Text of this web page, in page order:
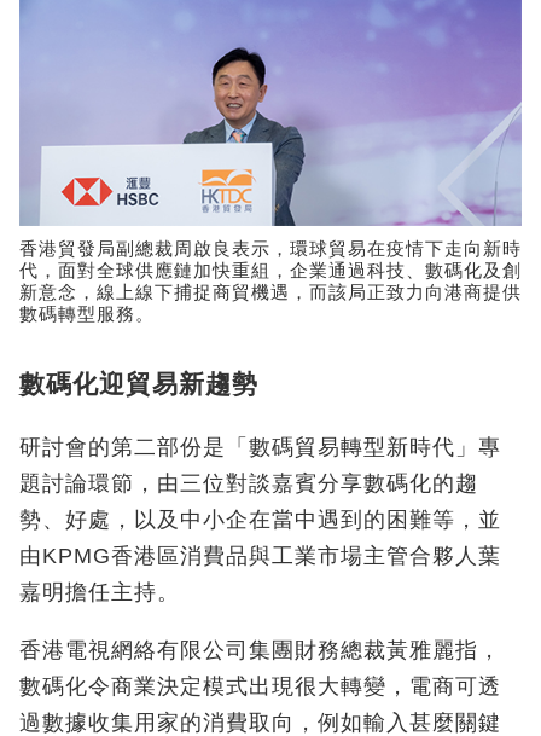
香港貿發局副總裁周啟良表示，環球貿易在疫情下走向新時
代，面對全球供應鏈加快重組，企業通過科技、數碼化及創
新意念，線上線下捕捉商貿機遇，而該局正致力向港商提供
數碼轉型服務。
數碼化迎貿易新趨勢
研討會的第二部份是「數碼貿易轉型新時代」專
題討論環節，由三位對談嘉賓分享數碼化的趨
勢、好處，以及中小企在當中遇到的困難等，並
由KPMG香港區消費品與工業市場主管合夥人葉
嘉明擔任主持。
香港電視網絡有限公司集團財務總裁黃雅麗指，
數碼化令商業決定模式出現很大轉變，電商可透
過數據收集用家的消費取向，例如輸入甚麼關鍵